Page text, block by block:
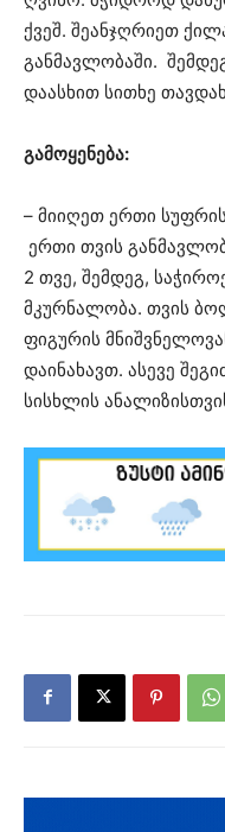
ქვეშ. შეანჯღრიეთ
განმავლობაში.
დაასხით სითხე
გამოყენება:
– მიიღეთ ერთი
ერთი თვის
2 თვე, შემდეგ,
მკურნალობა. თვის
ფიგურის
დაინახავთ. ასევე
სისხლის